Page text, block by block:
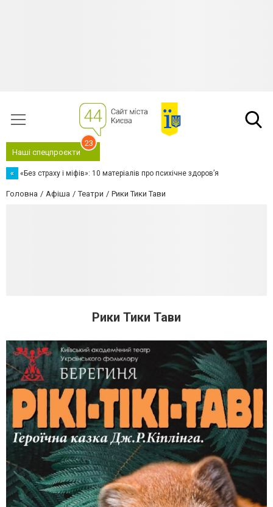
Наші спецпроєкти
23
« «Без страху і міфів»: 10 матеріалів про психічне здоров’я
Головна Афіша Театри Рики Тики Тави
Рики Тики Тави